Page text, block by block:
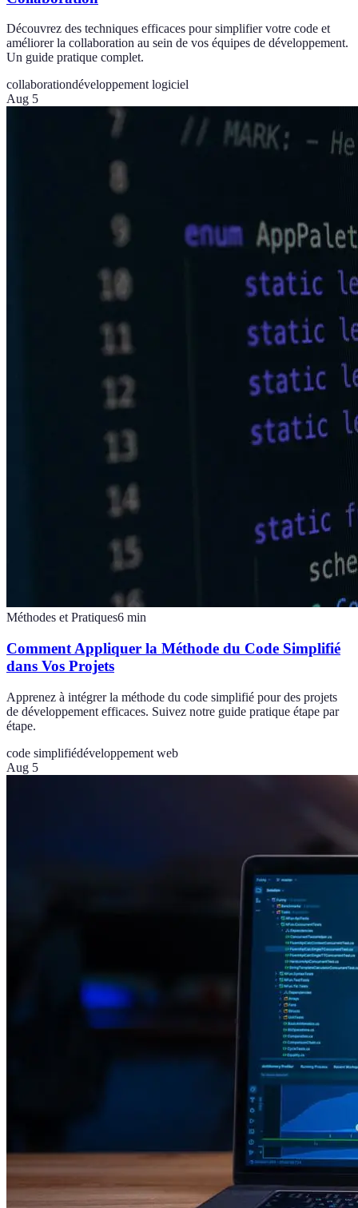
Découvrez des techniques efficaces pour simplifier votre code et
améliorer la collaboration au sein de vos équipes de développement.
Un guide pratique complet.
collaborationdéveloppement logiciel
Aug 5
Méthodes et Pratiques6 min
Comment Appliquer la Méthode du Code Simplifié
dans Vos Projets
Apprenez à intégrer la méthode du code simplifié pour des projets
de développement efficaces. Suivez notre guide pratique étape par
étape.
code simplifiédéveloppement web
Aug 5